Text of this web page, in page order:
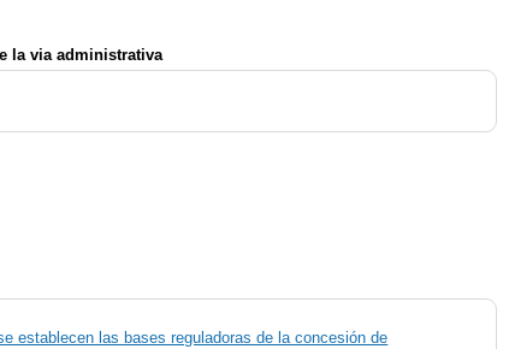
la via administrativa
establecen las bases reguladoras de la concesión de